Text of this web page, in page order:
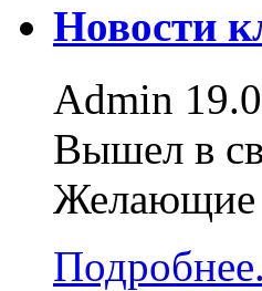
Новости
Admin
Вышел в
Желающие